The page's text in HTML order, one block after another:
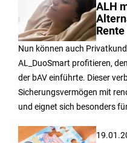
ALH
Rente
Nun können auch
AL_DuoSmart profitieren,
der bAV einführte. Dieser
Sicherungsvermögen mit
und eignet sich besonders